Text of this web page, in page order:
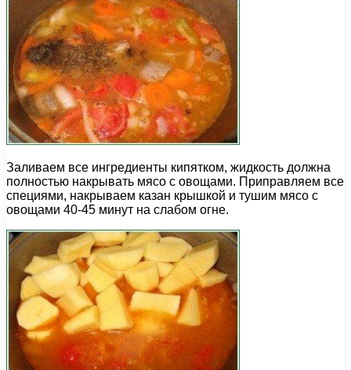
Заливаем все ингредиенты кипятком, жидкость должна
полностью накрывать мясо с овощами. Приправляем все
специями, накрываем казан крышкой и тушим мясо с
овощами 40-45 минут на слабом огне.